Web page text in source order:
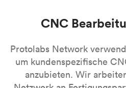
CNC
Protolabs Network
um kundenspezifische
anzubieten. Wir